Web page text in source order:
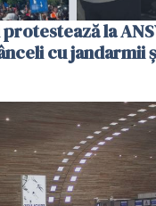
la
cu jandarmii